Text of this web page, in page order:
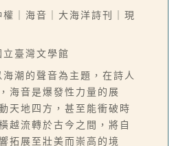
權｜海音｜大海洋詩刊｜現
立臺灣文學館
海潮的聲音為主題，在詩人
海音是爆發性力量的展
天地四方，甚至能衝破時
越流轉於古今之間，將自
拓展至壯美而崇高的境